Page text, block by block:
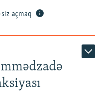
siz açmaq